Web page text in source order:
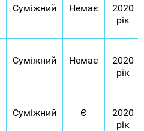
Суміжний Немає
2020
рік
Суміжний Немає
2020
рік
Суміжний Є
2020
рік